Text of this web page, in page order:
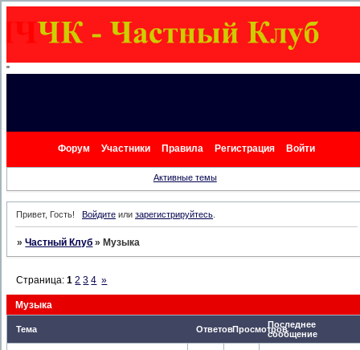
"
Форум Участники Правила Регистрация Войти
Активные темы
Привет, Гость! Войдитеили зарегистрируйтесь.
»Частный Клуб »Музыка
Музыка
Страница:1 2 3 4 »
Тема ОтветовПросмотровПоследнее
сообщение